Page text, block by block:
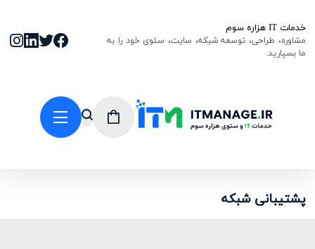
خدمات IT هزاره سوم
مشاوره، طراحی، توسعه شبکه، سایت، سئوی خود را به
ما بسپارید.
پشتیبانی شبکه